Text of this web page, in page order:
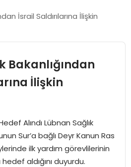
İsrail Saldırılarına İlişkin
Bakanlığından
İlişkin
Alındı Lübnan Sağlık
Sur’a bağlı Deyr Kanun Ras
ilk yardım görevlilerinin
aldığını duyurdu.